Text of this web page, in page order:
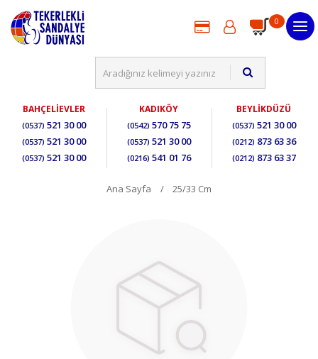
0
BAHÇELİEVLER
(0537) 521 30 00
(0537) 521 30 00
(0537) 521 30 00
KADIKÖY
(0542) 570 75 75
(0537) 521 30 00
(0216) 541 01 76
BEYLİKDÜZÜ
(0537) 521 30 00
(0212) 873 63 36
(0212) 873 63 37
Ana Sayfa 25/33 Cm